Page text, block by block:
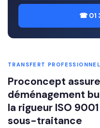
☎ 01
TRANSFERT
Proconcept
déménagement
la rigueur ISO
sous-traitance